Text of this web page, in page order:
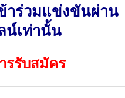
าร่วมแข่งขันผ่าน
น์เท่านั้น
รรับสมัคร